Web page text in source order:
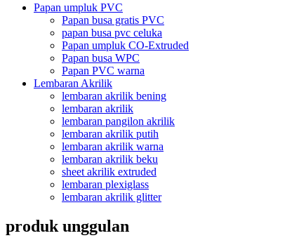
Papan umpluk PVC
Papan busa gratis PVC
papan busa pvc celuka
Papan umpluk CO-Extruded
Papan busa WPC
Papan PVC warna
Lembaran Akrilik
lembaran akrilik bening
lembaran akrilik
lembaran pangilon akrilik
lembaran akrilik putih
lembaran akrilik warna
lembaran akrilik beku
sheet akrilik extruded
lembaran plexiglass
lembaran akrilik glitter
produk unggulan